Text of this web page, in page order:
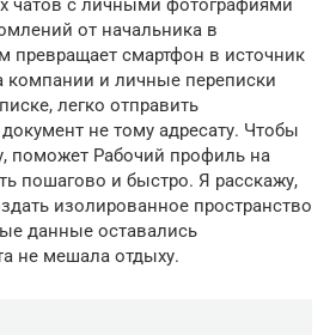
чатов с личными фотографиями
от начальника в
превращает смартфон в источник
компании и личные переписки
легко отправить
не тому адресату. Чтобы
поможет Рабочий профиль на
пошагово и быстро. Я расскажу,
изолированное пространство
данные оставались
не мешала отдыху.